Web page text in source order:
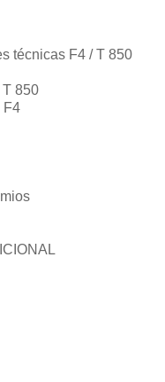
técnicas F4 / T 850
T 850
F4